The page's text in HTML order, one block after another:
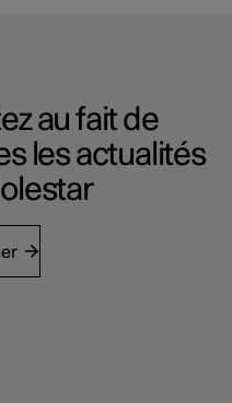
au fait de
les actualités